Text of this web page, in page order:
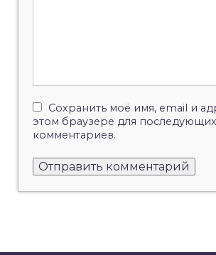
Сохранить моё имя, email и
этом браузере для
комментариев.